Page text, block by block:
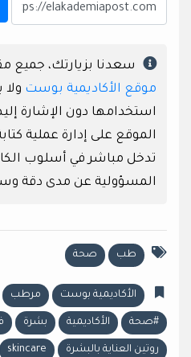
سعدنا بزيارتك، جميع
موقع الأكاديمية بوست
استخدامها دون الإشارة
الموقع على إدارة عملية
تدخل مباشر في أسلوب
المسؤولية عن مدى دقة
طب صحة
الأكاديمية بوست مرطب
#صحة الأكاديمية بشرة
روتين العناية بالبشرة skincare